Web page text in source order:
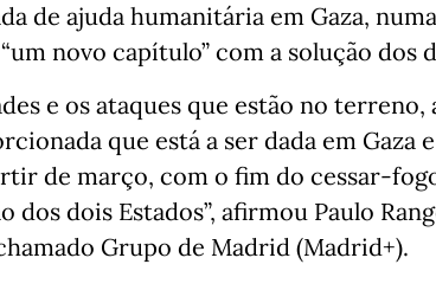
de ajuda humanitária em Gaza,
novo capítulo” com a solução dos
e os ataques que estão no terreno,
que está a ser dada em Gaza
de março, com o fim do cessar-
dos dois Estados”, afirmou Paulo
Grupo de Madrid (Madrid+).